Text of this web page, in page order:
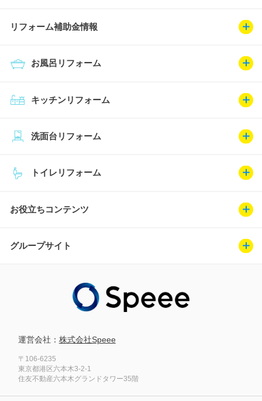
リフォーム補助金情報
キッチンリフォーム
お風呂リフォーム
トイレリフォーム
洗面台リフォーム
お役立ちコンテンツ
グループサイト
運営会社： 株式会社Speee
〒106-6235
東京都港区六本木3-2-1
住友不動産六本木グランドタワー35階